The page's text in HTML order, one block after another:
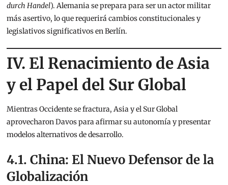
durch Handel). Alemania se prepara para ser un actor militar
más asertivo, lo que requerirá cambios constitucionales y
legislativos significativos en Berlín.
IV. El Renacimiento de Asia
y el Papel del Sur Global
Mientras Occidente se fractura, Asia y el Sur Global
aprovecharon Davos para afirmar su autonomía y presentar
modelos alternativos de desarrollo.
4.1. China: El Nuevo Defensor de la
Globalización